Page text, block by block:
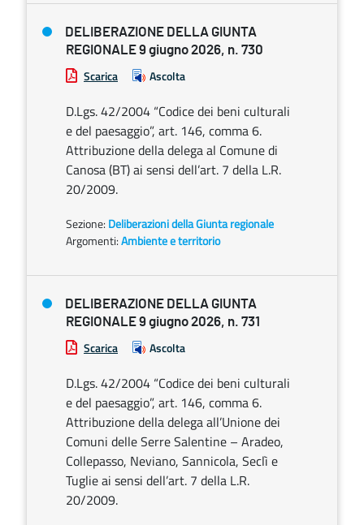
DELIBERAZIONE DELLA GIUNTA
REGIONALE 9 giugno 2026, n. 730
Scarica Ascolta
D.Lgs. 42/2004 “Codice dei beni culturali
e del paesaggio”, art. 146, comma 6.
Attribuzione della delega al Comune di
Canosa (BT) ai sensi dell’art. 7 della L.R.
20/2009.
Sezione: Deliberazioni della Giunta regionale
Argomenti:Ambiente e territorio
DELIBERAZIONE DELLA GIUNTA
REGIONALE 9 giugno 2026, n. 731
Scarica Ascolta
D.Lgs. 42/2004 “Codice dei beni culturali
e del paesaggio”, art. 146, comma 6.
Attribuzione della delega all’Unione dei
Comuni delle Serre Salentine – Aradeo,
Collepasso, Neviano, Sannicola, Seclì e
Tuglie ai sensi dell’art. 7 della L.R.
20/2009.